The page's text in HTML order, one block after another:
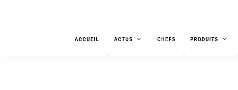
ACCUEIL ACTUS CHEFS PRODUITS